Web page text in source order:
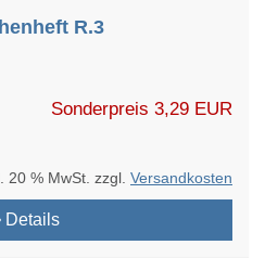
R.3
Sonderpreis 3,29 EUR
20 % MwSt. zzgl. Versandkosten
Details